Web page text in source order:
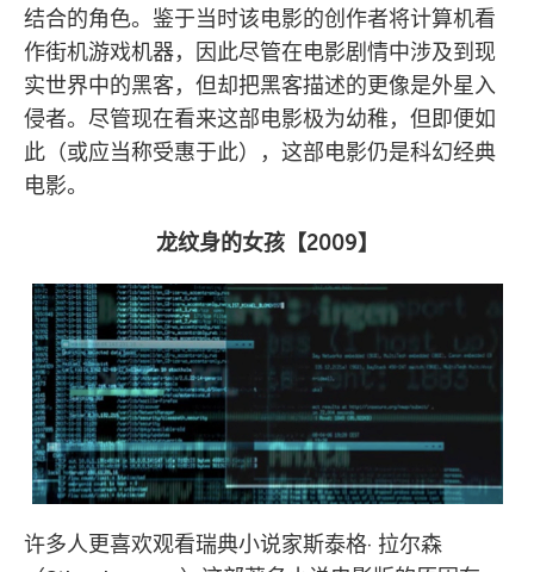
结合的角色。鉴于当时该电影的创作者将计算机看
作街机游戏机器，因此尽管在电影剧情中涉及到现
实世界中的黑客，但却把黑客描述的更像是外星入
侵者。尽管现在看来这部电影极为幼稚，但即便如
此（或应当称受惠于此），这部电影仍是科幻经典
电影。
龙纹身的女孩【2009】
许多人更喜欢观看瑞典小说家斯泰格· 拉尔森